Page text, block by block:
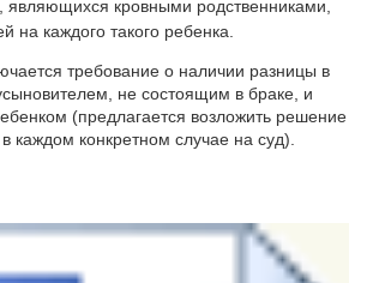
являющихся кровными родственниками,
на каждого такого ребенка.
требование о наличии разницы в
не состоящим в браке, и
(предлагается возложить решение
каждом конкретном случае на суд).